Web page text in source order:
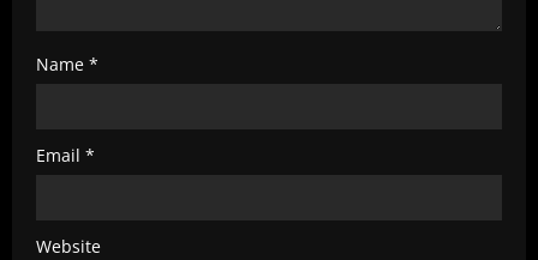
Name *
Email *
Website